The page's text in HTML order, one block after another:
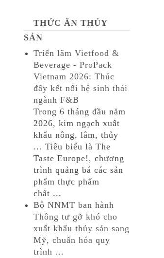
THỨC ĂN THỦY
SẢN
Triển lãm Vietfood &
Beverage - ProPack
Vietnam 2026: Thúc
đẩy kết nối hệ sinh thái
ngành F&B
Trong 6 tháng đầu năm
2026, kim ngạch xuất
khẩu nông, lâm, thủy
... Tiêu biểu là The
Taste Europe!, chương
trình quảng bá các sản
phẩm thực phẩm
chất ...
Bộ NNMT ban hành
Thông tư gỡ khó cho
xuất khẩu thủy sản sang
Mỹ, chuẩn hóa quy
trình ...